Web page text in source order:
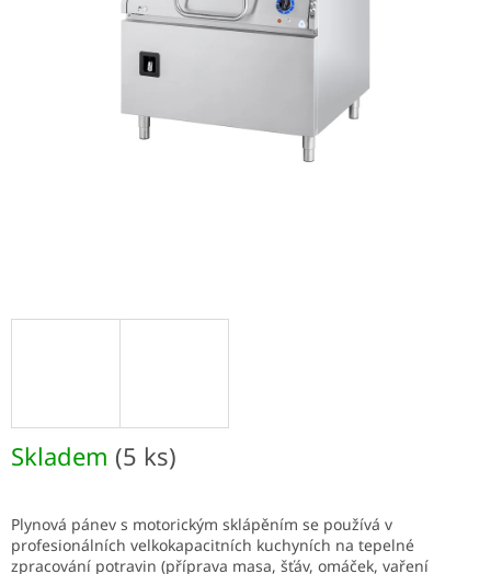
Skladem (5 ks)
Plynová pánev s motorickým sklápěním se používá v
profesionálních velkokapacitních kuchyních na tepelné
zpracování potravin (příprava masa, šťáv, omáček, vaření